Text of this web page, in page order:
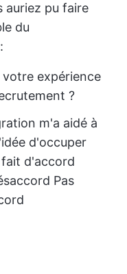
auriez pu faire
du
expérience
?
m'a aidé à
d'occuper
d'accord
Pas